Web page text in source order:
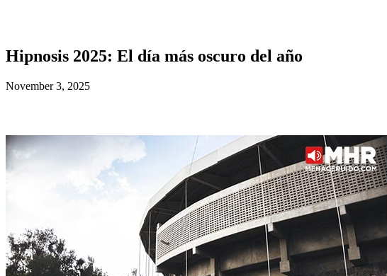
Hipnosis 2025: El día más oscuro del año
November 3, 2025